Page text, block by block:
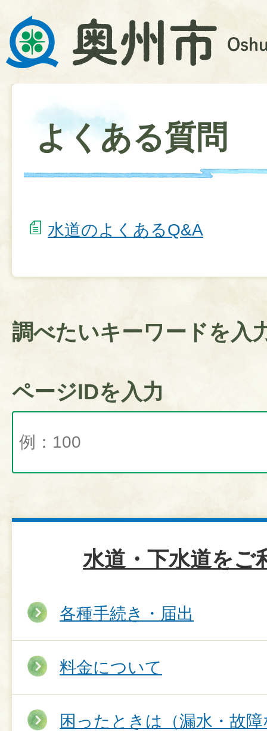
よくある質問
水道のよくあるQ&A
調べたいキーワードを入
ページIDを入力
水道・下水道をご
各種手続き・届出
料金について
困ったときは（漏水・故